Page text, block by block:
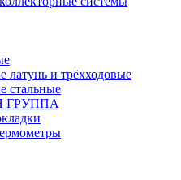
латунь и трёхходовые
стальные
ГРУППА